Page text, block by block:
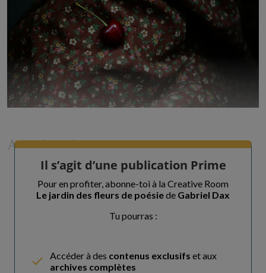
Au milieu des cerises
J’ai rêvé de ton corps, au milieu des cerises,
Qu’un fripon rayon d’or avait pour entreprise
Il s’agit d’une publication Prime
Pour en profiter, abonne-toi à la Creative Room
Le jardin des fleurs de poésiede Gabriel Dax
Tu pourras :
Accéder à des contenus exclusifs et aux
archives complètes